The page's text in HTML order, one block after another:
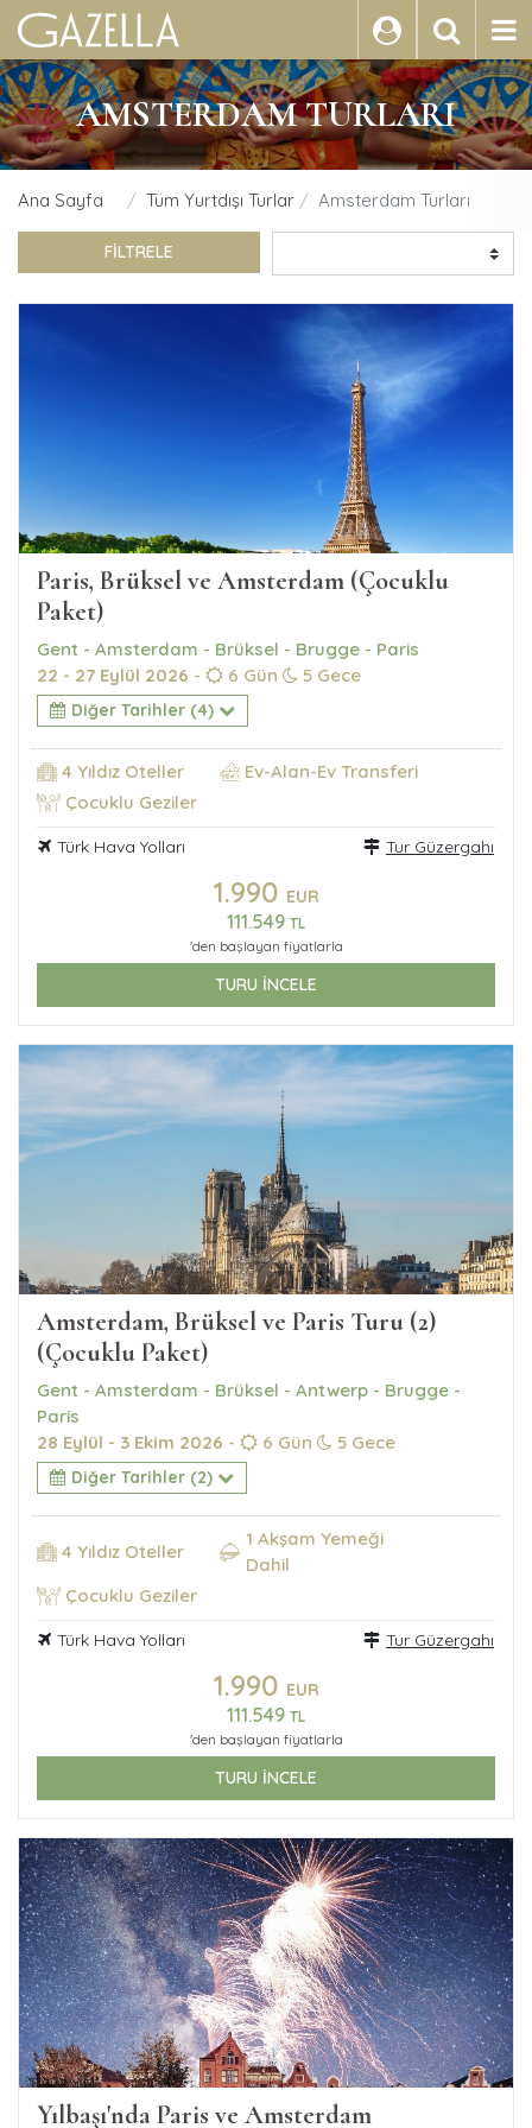
ARA
AMSTERDAM TURLARI
Ana Sayfa Tüm Yurtdışı Turlar Amsterdam Turları
FİLTRELE
Paris, Brüksel ve Amsterdam (Çocuklu
Paket)
Gent - Amsterdam - Brüksel - Brugge - Paris
22 - 27 Eylül 2026 - 6 Gün 5 Gece
Diğer Tarihler (4)
4 Yıldız Oteller
Ev-Alan-Ev Transferi
Çocuklu Geziler
Türk Hava Yolları Tur Güzergahı
1.990 EUR
111.549 TL
'den başlayan fiyatlarla
TURU İNCELE
Amsterdam, Brüksel ve Paris Turu (2)
(Çocuklu Paket)
Gent - Amsterdam - Brüksel - Antwerp - Brugge -
Paris
28 Eylül - 3 Ekim 2026 - 6 Gün 5 Gece
Diğer Tarihler (2)
4 Yıldız Oteller
1 Akşam Yemeği
Dahil
Çocuklu Geziler
Türk Hava Yolları Tur Güzergahı
1.990 EUR
111.549 TL
'den başlayan fiyatlarla
TURU İNCELE
Yılbaşı'nda Paris ve Amsterdam